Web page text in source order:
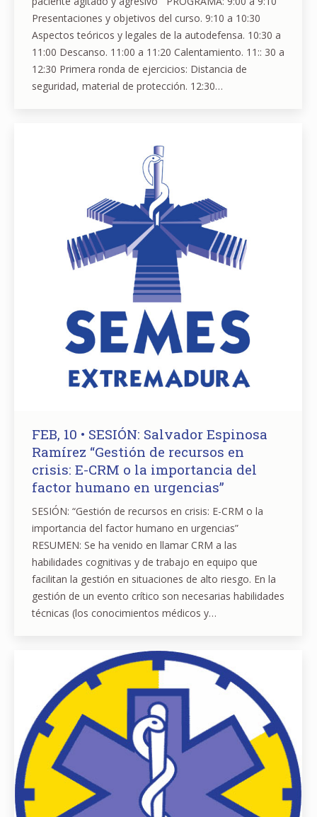
Presentaciones y objetivos del curso. 9:10 a 10:30
Aspectos teóricos y legales de la autodefensa. 10:30 a
11:00 Descanso. 11:00 a 11:20 Calentamiento. 11:: 30 a
12:30 Primera ronda de ejercicios: Distancia de
seguridad, material de protección. 12:30…
FEB, 10 • SESIÓN: Salvador Espinosa
Ramírez “Gestión de recursos en
crisis: E-CRM o la importancia del
factor humano en urgencias”
SESIÓN: “Gestión de recursos en crisis: E-CRM o la
importancia del factor humano en urgencias”
RESUMEN: Se ha venido en llamar CRM a las
habilidades cognitivas y de trabajo en equipo que
facilitan la gestión en situaciones de alto riesgo. En la
gestión de un evento crítico son necesarias habilidades
técnicas (los conocimientos médicos y…